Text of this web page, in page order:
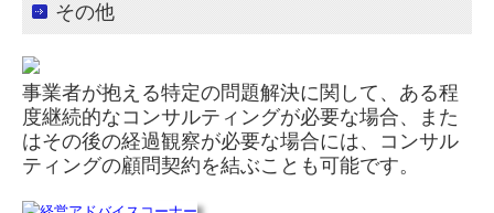
その他
事業者が抱える特定の問題解決に関して、ある程
度継続的なコンサルティングが必要な場合、また
はその後の経過観察が必要な場合には、コンサル
ティングの顧問契約を結ぶことも可能です。